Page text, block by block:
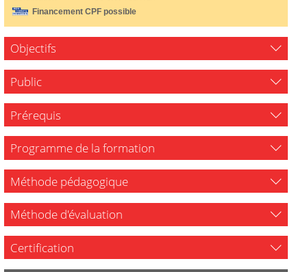
Financement CPF possible
Objectifs
Public
Prérequis
Programme de la formation
Méthode pédagogique
Méthode d'évaluation
Certification